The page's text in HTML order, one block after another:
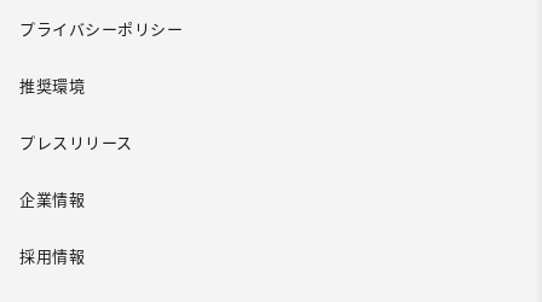
プライバシーポリシー
推奨環境
プレスリリース
企業情報
採用情報